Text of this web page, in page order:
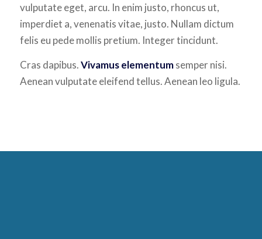
vulputate eget, arcu. In enim justo, rhoncus ut,
imperdiet a, venenatis vitae, justo. Nullam dictum
felis eu pede mollis pretium. Integer tincidunt.
Cras dapibus.Vivamus elementumsemper nisi.
Aenean vulputate eleifend tellus. Aenean leo ligula.